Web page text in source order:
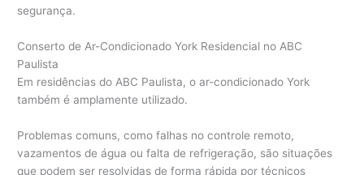
segurança.
Conserto de Ar-Condicionado York Residencial no ABC
Paulista
Em residências do ABC Paulista, o ar-condicionado York
também é amplamente utilizado.
Problemas comuns, como falhas no controle remoto,
vazamentos de água ou falta de refrigeração, são situações
que podem ser resolvidas de forma rápida por técnicos